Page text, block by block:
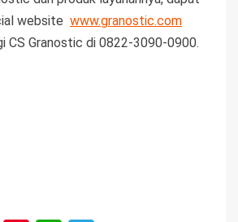
website www.granostic.com
CS Granostic di 0822-3090-0900.